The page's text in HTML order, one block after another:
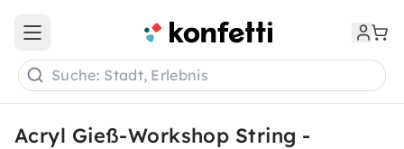
Open main menu
Suche: Stadt, Erlebnis
Acryl Gieß-Workshop String -